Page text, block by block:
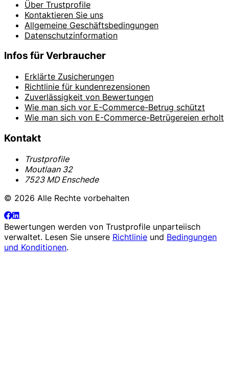
Über Trustprofile
Kontaktieren Sie uns
Allgemeine Geschäftsbedingungen
Datenschutzinformation
Infos für Verbraucher
Erklärte Zusicherungen
Richtlinie für kundenrezensionen
Zuverlässigkeit von Bewertungen
Wie man sich vor E-Commerce-Betrug schützt
Wie man sich von E-Commerce-Betrügereien erholt
Kontakt
Trustprofile
Moutlaan 32
7523 MD Enschede
© 2026 Alle Rechte vorbehalten
Bewertungen werden von Trustprofile unparteiisch
verwaltet. Lesen Sie unsere Richtlinie und Bedingungen
und Konditionen.